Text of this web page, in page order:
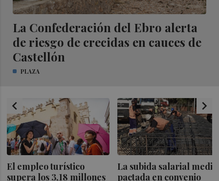
La Confederación del Ebro alerta
de riesgo de crecidas en cauces de
Castellón
PLAZA
chevron_left
El empleo turístico
supera los 3,18 millones
La subida salarial media
pactada en convenio
chevron_right